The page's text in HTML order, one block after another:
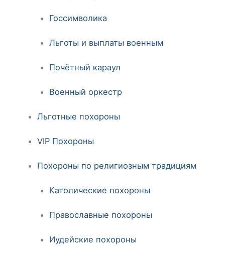
Госсимволика
Льготы и выплаты военным
Почётный караул
Военный оркестр
Льготные похороны
VIP Похороны
Похороны по религиозным традициям
Католические похороны
Православные похороны
Иудейские похороны